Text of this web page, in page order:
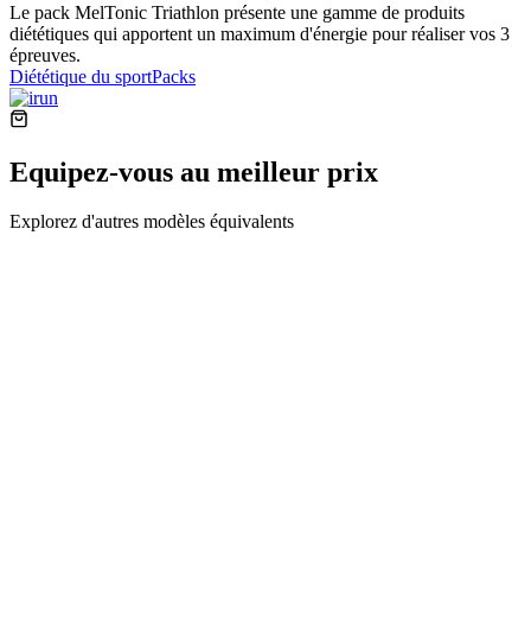
Le pack MelTonic Triathlon présente une gamme de produits
diététiques qui apportent un maximum d'énergie pour réaliser vos 3
épreuves.
Diététique du sportPacks
Equipez-vous au meilleur prix
Explorez d'autres modèles équivalents